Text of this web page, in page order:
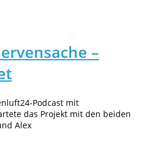
–
Podcast mit
das Projekt mit den beiden
Alex